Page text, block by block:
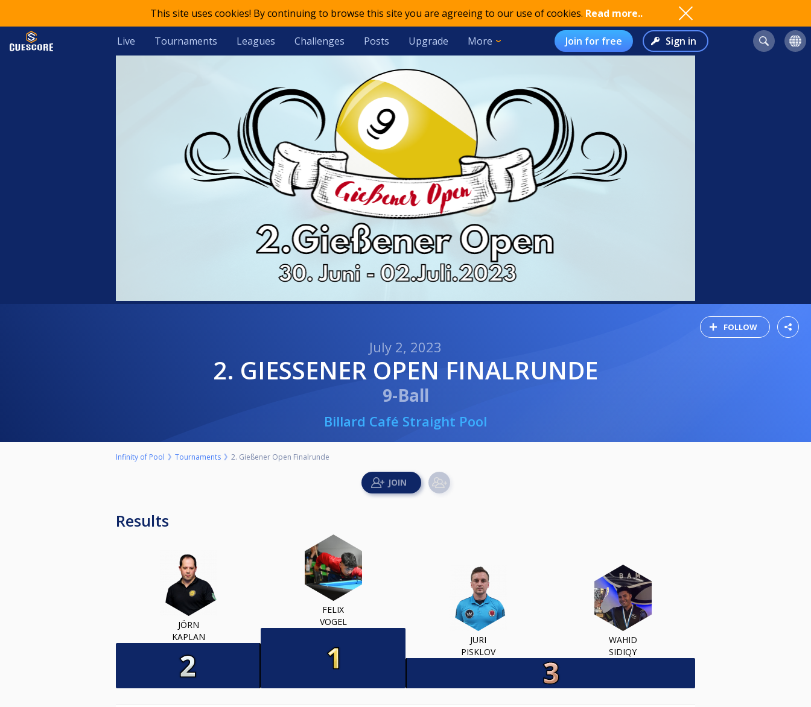
This site uses cookies! By continuing to browse this site you are agreeing to our use of cookies. Read more..
Live Tournaments Leagues Challenges Posts Upgrade More Join for free Sign in
FOLLOW
July 2, 2023
2. GIESSENER OPEN FINALRUNDE
9-Ball
Billard Café Straight Pool
Infinity of Pool Tournaments 2. Gießener Open Finalrunde
Results
JÖRN
KAPLAN
FELIX
VOGEL
JURI
PISKLOV
WAHID
SIDIQY